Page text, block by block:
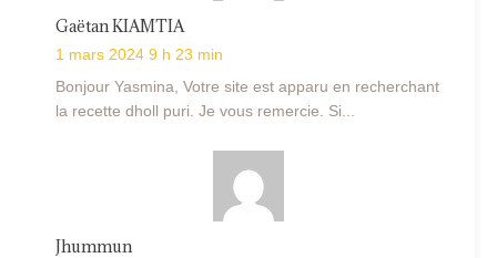
Gaëtan KIAMTIA
1 mars 2024 9 h 23 min
Bonjour Yasmina, Votre site est apparu en recherchant
la recette dholl puri. Je vous remercie. Si...
Jhummun